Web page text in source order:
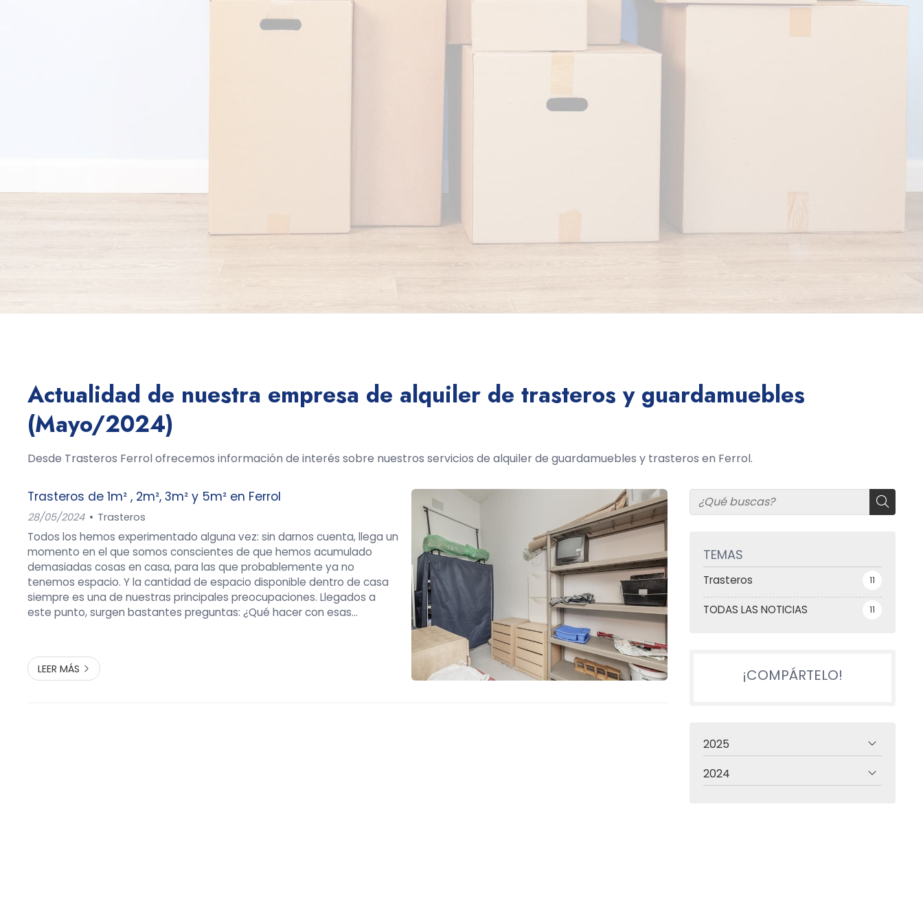
Actualidad de nuestra empresa de alquiler de trasteros y guardamuebles
(Mayo/2024)
Desde Trasteros Ferrol ofrecemos información de interés sobre nuestros servicios de alquiler de guardamuebles y trasteros en Ferrol.
TEMAS
TODAS LAS NOTICIAS 11
Trasteros 11
Trasteros de 1m² , 2m², 3m² y 5m² en Ferrol
28/05/2024 Trasteros
Todos los hemos experimentado alguna vez: sin darnos cuenta, llega un
momento en el que somos conscientes de que hemos acumulado
demasiadas cosas en casa, para las que probablemente ya no
tenemos espacio. Y la cantidad de espacio disponible dentro de casa
siempre es una de nuestras principales preocupaciones. Llegados a
este punto, surgen bastantes preguntas: ¿Qué hacer con esas
LEER MÁS ¡COMPÁRTELO!
2025
2024